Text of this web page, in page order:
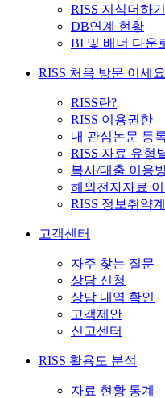
RISS 지식더하기
DB연계 현황
BI 및 배너 다운
RISS 처음 방문 이세
RISS란?
RISS 이용권한
내 관심논문 등
RISS 자료 유형
복사/대출 이용
해외전자자료
RISS 정보취약
고객센터
자주 찾는 질문
상담 신청
상담 내역 확인
고객제안
신고센터
RISS 활용도 분석
자료 현황 통계